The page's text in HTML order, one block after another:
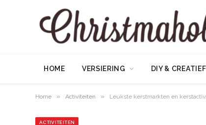
HOME VERSIERING DIY & CREATIEF
Home » Activiteiten » Leukste kerstmarkten en
ACTIVITEITEN